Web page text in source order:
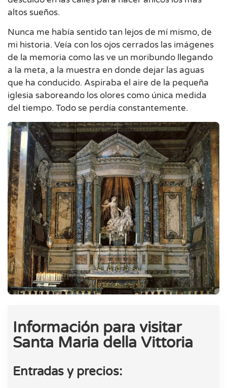
altos sueños.
Nunca me había sentido tan lejos de mí mismo, de
mi historia. Veía con los ojos cerrados las imágenes
de la memoria como las ve un moribundo llegando
a la meta, a la muestra en donde dejar las aguas
que ha conducido. Aspiraba el aire de la pequeña
iglesia saboreando los olores como única medida
del tiempo. Todo se perdía constantemente.
Información para visitar
Santa Maria della Vittoria
Entradas y precios: